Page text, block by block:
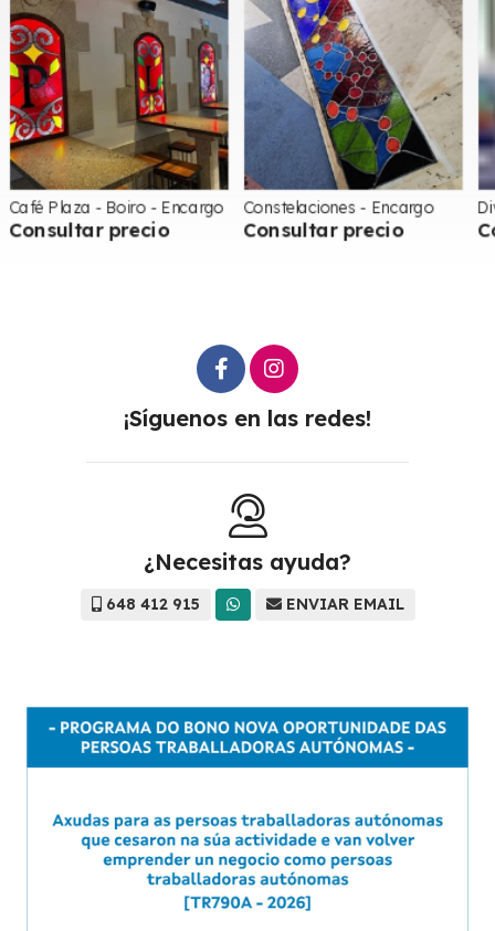
Constelaciones - Encargo
Consultar precio
Divina y mandala - encargo
Consultar precio
¡Síguenos en las redes!
¿Necesitas ayuda?
648 412 915 ENVIAR EMAIL